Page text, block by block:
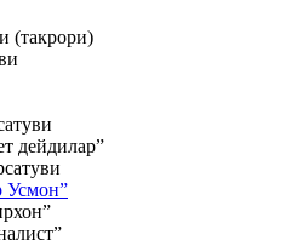
(такрори)
дейдилар”
Усмон”